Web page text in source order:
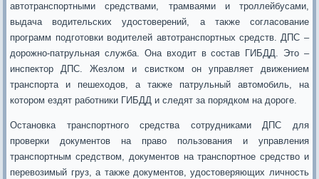
автотранспортными средствами, трамваями и троллейбусами,
выдача водительских удостоверений, а также согласование
программ подготовки водителей автотранспортных средств. ДПС –
дорожно-патрульная служба. Она входит в состав ГИБДД. Это –
инспектор ДПС. Жезлом и свистком он управляет движением
транспорта и пешеходов, а также патрульный автомобиль, на
котором ездят работники ГИБДД и следят за порядком на дороге.
Остановка транспортного средства сотрудниками ДПС для
проверки документов на право пользования и управления
транспортным средством, документов на транспортное средство и
перевозимый груз, а также документов, удостоверяющих личность